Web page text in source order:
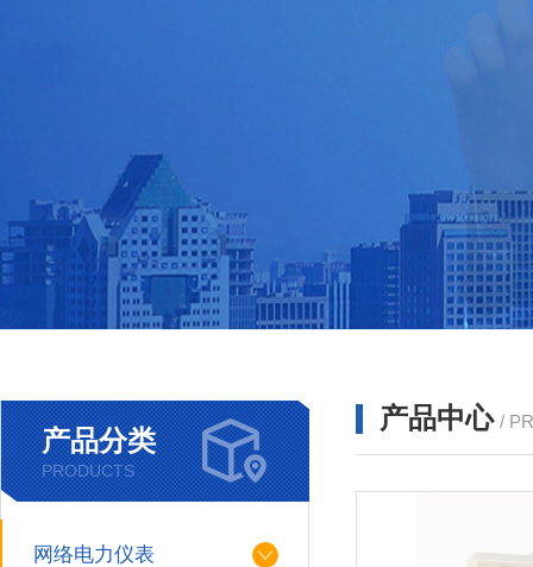
产品分类
PRODUCTS
网络电力仪表
产品中心 /